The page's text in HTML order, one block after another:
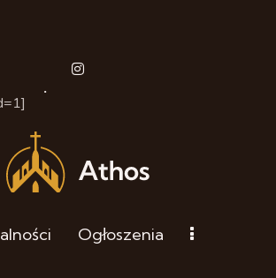
instagram
Ogłoszenia